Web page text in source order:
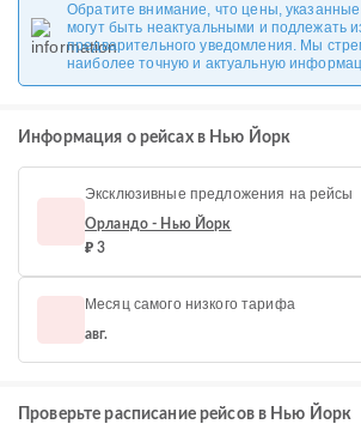
Обратите внимание, что цены,
могут быть неактуальными и подлежать
предварительного уведомления. Мы
наиболее точную и актуальную
Информация о рейсах в Нью Йорк
Эксклюзивные предложения на рейсы
Орландо - Нью Йорк
₽ 3
Месяц самого низкого тарифа
авг.
Проверьте расписание рейсов в Нью Йорк